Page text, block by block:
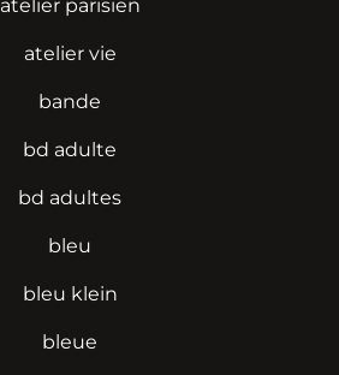
atelier parisien
atelier vie
bande
bd adulte
bd adultes
bleu
bleu klein
bleue